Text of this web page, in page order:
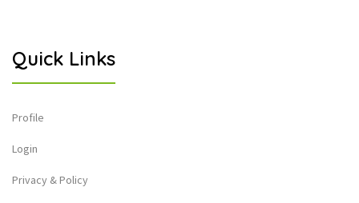
Quick Links
Profile
Login
Privacy & Policy